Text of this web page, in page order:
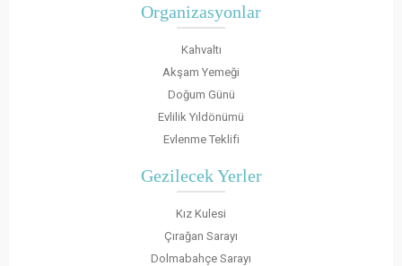
Organizasyonlar
Kahvaltı
Akşam Yemeği
Doğum Günü
Evlilik Yıldönümü
Evlenme Teklifi
Gezilecek Yerler
Kız Kulesi
Çırağan Sarayı
Dolmabahçe Sarayı